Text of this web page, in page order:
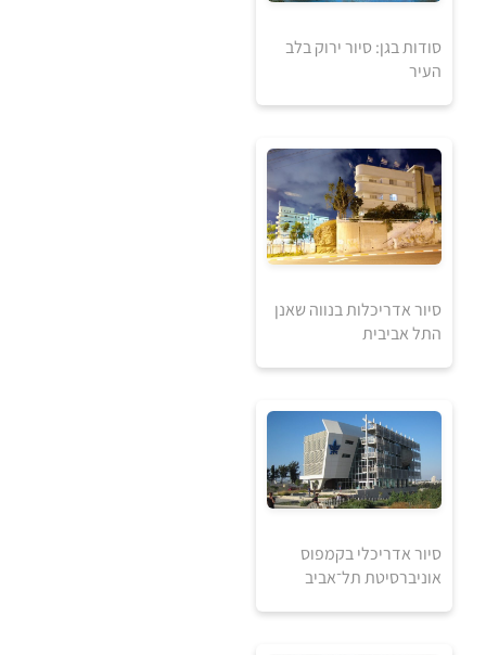
אזל מהמלאי
סודות בגן: סיור ירוק בלב
העיר
40
₪
למידע ולרכישה
סיור אדריכלות בנווה שאנן
התל אביבית
סיור אדריכלי בקמפוס
אוניברסיטת תל־אביב